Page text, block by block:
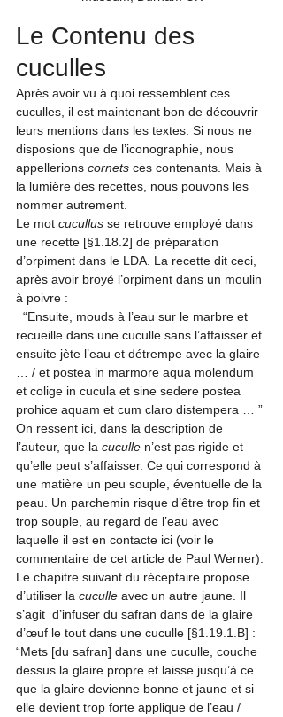
Le Contenu des
cuculles
Après avoir vu à quoi ressemblent ces
cuculles, il est maintenant bon de découvrir
leurs mentions dans les textes. Si nous ne
disposions que de l’iconographie, nous
appellerions cornets ces contenants. Mais à
la lumière des recettes, nous pouvons les
nommer autrement.
Le mot cucullus se retrouve employé dans
une recette [§1.18.2] de préparation
d’orpiment dans le LDA. La recette dit ceci,
après avoir broyé l’orpiment dans un moulin
à poivre :
recueille dans une cuculle sans l’affaisser et
ensuite jète l’eau et détrempe avec la glaire
… / et postea in marmore aqua molendum
et colige in cucula et sine sedere postea
prohice aquam et cum claro distempera … ”
On ressent ici, dans la description de
l’auteur, que la cuculle n’est pas rigide et
qu’elle peut s’affaisser. Ce qui correspond à
une matière un peu souple, éventuelle de la
peau. Un parchemin risque d’être trop fin et
trop souple, au regard de l’eau avec
laquelle il est en contacte ici (voir le
commentaire de cet article de Paul Werner).
Le chapitre suivant du réceptaire propose
d’utiliser la cuculle avec un autre jaune. Il
s’agit  d’infuser du safran dans de la glaire
d’œuf le tout dans une cuculle [§1.19.1.B] :
“Mets [du safran] dans une cuculle, couche
dessus la glaire propre et laisse jusqu’à ce
que la glaire devienne bonne et jaune et si
elle devient trop forte applique de l’eau /